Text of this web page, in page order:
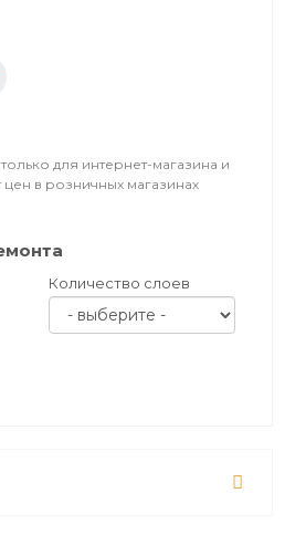
для интернет-магазина и
цен в розничных магазинах
Количество слоев